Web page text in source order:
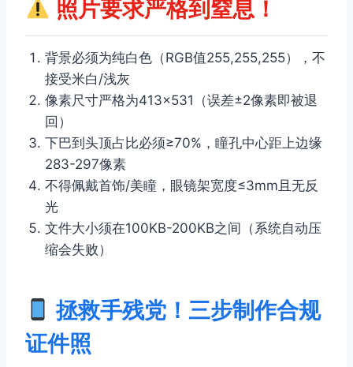
照片要求严格到窒息！
背景必须为纯白色（RGB值255,255,255），不
接受米白/浅灰
像素尺寸严格为413×531（误差±2像素即被退
回）
下巴到头顶占比必须≥70%，瞳孔中心距上边缘
283-297像素
不得佩戴首饰/美瞳，眼镜架宽度≤3mm且无反
光
文件大小须在100KB-200KB之间（系统自动压
缩会失败）
拯救手残党！三步制作合规
证件照